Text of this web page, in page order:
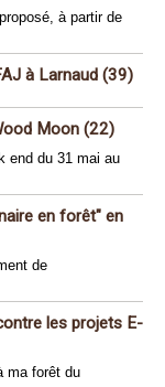
à partir de
à Larnaud (39)
Moon (22)
end du 31 mai au
en forêt" en
de
les projets E-
ma forêt du